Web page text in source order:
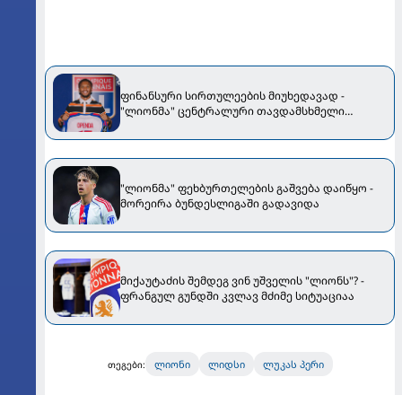
ფინანსური სირთულეების მიუხედავად -
"ლიონმა" ცენტრალური თავდამსხმელი
"ლიონმა" ფეხბურთელების გაშვება დაიწყო -
მორეირა ბუნდესლიგაში გადავიდა
მიქაუტაძის შემდეგ ვინ უშველის "ლიონს"? -
ფრანგულ გუნდში კვლავ მძიმე სიტუაციაა
თეგები: ლიონი ლიდსი ლუკას პერი